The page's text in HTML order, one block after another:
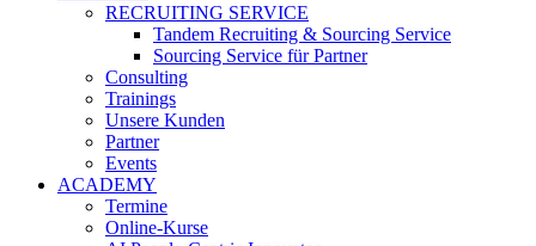
RECRUITING SERVICE
Tandem Recruiting & Sourcing Service
Sourcing Service für Partner
Consulting
Trainings
Unsere Kunden
Partner
Events
ACADEMY
Termine
Online-Kurse